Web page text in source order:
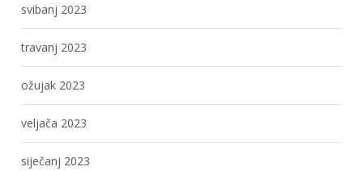
svibanj 2023
travanj 2023
ožujak 2023
veljača 2023
siječanj 2023